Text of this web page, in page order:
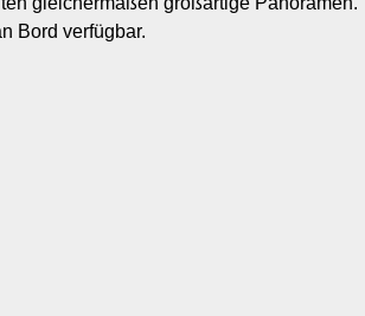
Bord verfügbar.